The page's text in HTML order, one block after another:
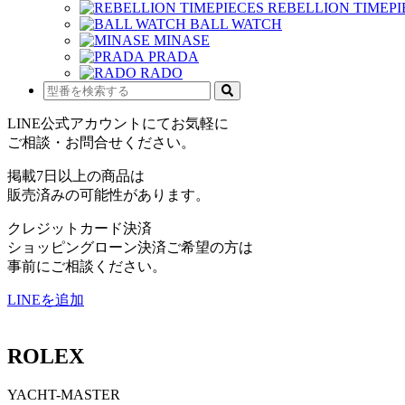
REBELLION
BALL WATCH
MINASE
PRADA
RADO
LINE公式アカウントにてお気軽に
ご相談・お問合せください。
掲載7日以上の商品は
販売済みの可能性があります。
クレジットカード決済
ショッピングローン決済ご希望の方は
事前にご相談ください。
LINEを追加
ROLEX
YACHT-MASTER